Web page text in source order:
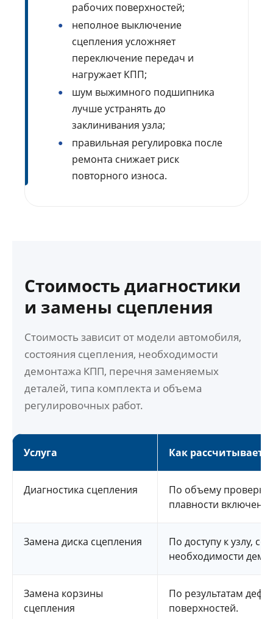
рабочих поверхностей;
неполное выключение
сцепления усложняет
переключение передач и
нагружает КПП;
шум выжимного подшипника
лучше устранять до
заклинивания узла;
правильная регулировка после
ремонта снижает риск
повторного износа.
Стоимость диагностики
и замены сцепления
Стоимость зависит от модели автомобиля,
состояния сцепления, необходимости
демонтажа КПП, перечня заменяемых
деталей, типа комплекта и объема
регулировочных работ.
Услуга Как
Диагностика сцепления
По объему проверки
плавности
Замена диска сцепления
По доступу к узлу,
необходимости
Замена корзины
сцепления
По результатам
поверхностей.